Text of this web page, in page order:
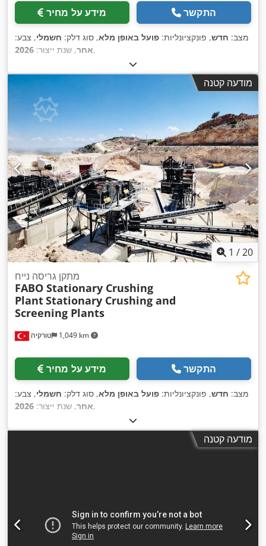
מידע על מחיר התקשר
מצב: חדש, פונקציונליות: פועל באופן מלא, סוג דלק: חשמלי, צבע:
אחר, שנת ייצור: 2026 ,
מודעה קטנה
1 /20
טורקיה 1,049 km
מתקן גריסה נייח
FABO Stationary Crushing
PlantStationary Crushing and
Screening Plants
מידע על מחיר התקשר
מצב: חדש, פונקציונליות: פועל באופן מלא, סוג דלק: חשמלי, צבע:
אחר, שנת ייצור: 2026 ,
מודעה קטנה